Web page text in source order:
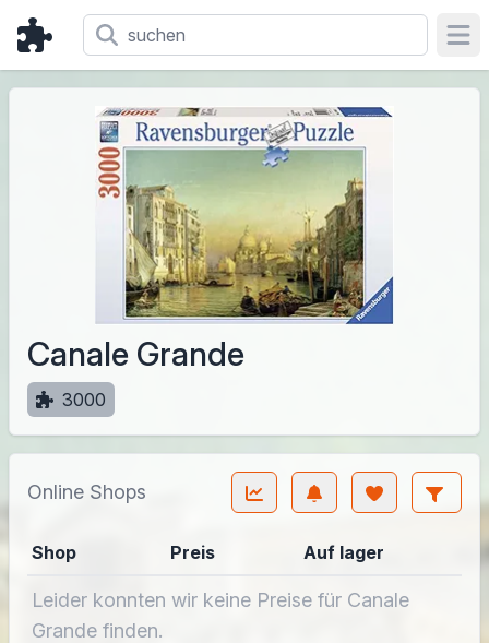
Canale Grande
3000
Online Shops
Shop Preis Auf lager
Leider konnten wir keine Preise für Canale
Grande finden.